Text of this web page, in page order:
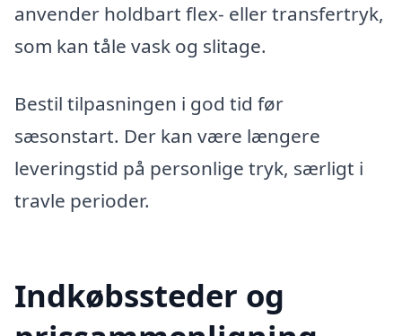
anvender holdbart flex- eller transfertryk,
som kan tåle vask og slitage.
Bestil tilpasningen i god tid før
sæsonstart. Der kan være længere
leveringstid på personlige tryk, særligt i
travle perioder.
Indkøbssteder og